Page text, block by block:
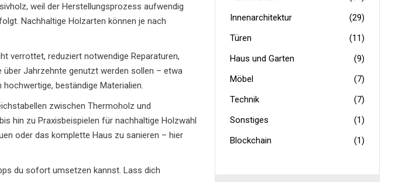
weil der Herstellungsprozess aufwendig
Nachhaltige Holzarten können je nach
verrottet, reduziert notwendige Reparaturen,
über Jahrzehnte genutzt werden sollen – etwa
beständige Materialien.
zwischen Thermoholz und
hin zu Praxisbeispielen für nachhaltige Holzwahl
oder das komplette Haus zu sanieren – hier
du sofort umsetzen kannst. Lass dich
Innenarchitektur
(29)
Türen
(11)
Haus und Garten
(9)
Möbel
(7)
Technik
(7)
Sonstiges
(1)
Blockchain
(1)